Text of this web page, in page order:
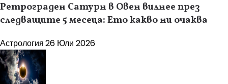
Ретрограден Сатурн в Овен вилнее през
следващите 5 месеца: Ето какво ни очаква
Астрология26 Юли 2026